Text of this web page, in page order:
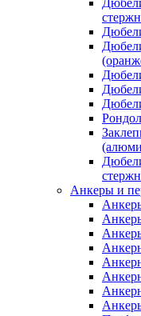
Анкеры и